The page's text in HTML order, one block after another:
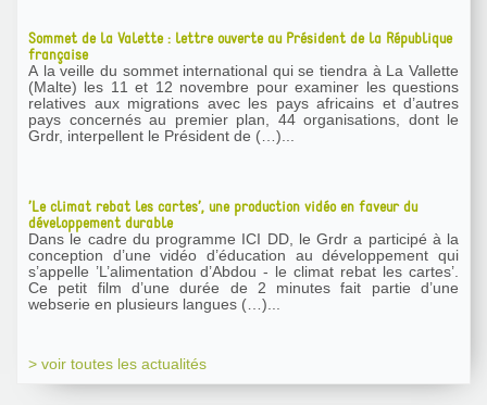
Sommet de la Valette : lettre ouverte au Président de la République
française
A la veille du sommet international qui se tiendra à La Vallette
(Malte) les 11 et 12 novembre pour examiner les questions
relatives aux migrations avec les pays africains et d’autres
pays concernés au premier plan, 44 organisations, dont le
Grdr, interpellent le Président de (…)...
’Le climat rebat les cartes’, une production vidéo en faveur du
développement durable
Dans le cadre du programme ICI DD, le Grdr a participé à la
conception d’une vidéo d’éducation au développement qui
s’appelle ’L’alimentation d’Abdou - le climat rebat les cartes’.
Ce petit film d’une durée de 2 minutes fait partie d’une
webserie en plusieurs langues (…)...
> voir toutes les actualités